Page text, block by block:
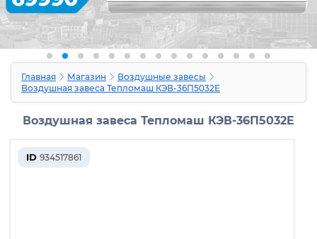
Доставка и оплата Оферта
Контакты
Главная Магазин
Воздушные завесы
Воздушная завеса Тепломаш КЭВ-36П5032E
Воздушная завеса Тепломаш КЭВ-36П5032E
ID 934517861